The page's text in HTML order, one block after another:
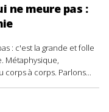
ne meure pas :
: c'est la grande et folle
Métaphysique,
à corps. Parlons...